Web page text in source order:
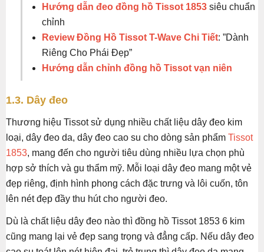
Hướng dẫn đeo đồng hồ Tissot 1853 siêu chuẩn
chỉnh
Review Đồng Hồ Tissot T-Wave Chi Tiết: ”Dành
Riêng Cho Phái Đẹp”
Hướng dẫn chỉnh đồng hồ Tissot vạn niên
1.3. Dây đeo
Thương hiệu Tissot sử dụng nhiều chất liệu dây đeo kim
loại, dây đeo da, dây đeo cao su cho dòng sản phẩm Tissot
1853, mang đến cho người tiêu dùng nhiều lựa chọn phù
hợp sở thích và gu thẩm mỹ. Mỗi loại dây đeo mang một vẻ
đẹp riêng, định hình phong cách đặc trưng và lôi cuốn, tôn
lên nét đẹp đầy thu hút cho người đeo.
Dù là chất liệu dây đeo nào thì đồng hồ Tissot 1853 6 kim
cũng mang lại vẻ đẹp sang trọng và đẳng cấp. Nếu dây đeo